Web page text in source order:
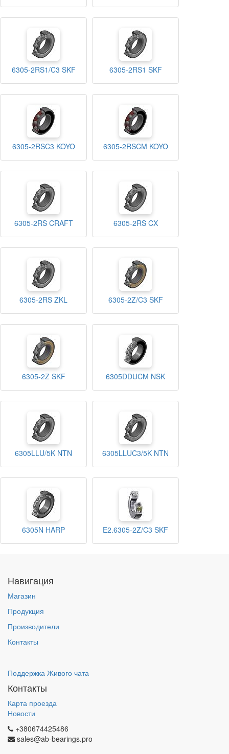
6305-2RS1/C3 SKF 6305-2RS1 SKF
6305-2RSC3 KOYO 6305-2RSCM KOYO
6305-2RS CRAFT 6305-2RS CX
6305-2RS ZKL 6305-2Z/C3 SKF
6305-2Z SKF 6305DDUCM NSK
6305LLU/5K NTN 6305LLUC3/5K NTN
6305N HARP E2.6305-2Z/C3 SKF
Навигация
Магазин
Продукция
Производители
Контакты
Поддержка Живого чата
Контакты
Карта проезда
Новости
+380674425486
sales@ab-bearings.pro